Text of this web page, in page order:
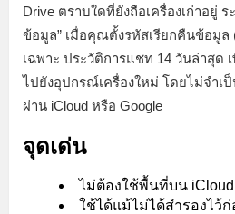
Drive ตราบใดที่ยังถือเครื่องเก่าอยู่
ข้อมูล” เมื่อคุณตั้งรหัสเรียกคืนข้อมูล
เฉพาะ ประวัติการแชท 14 วันล่าสุด
ไปยังอุปกรณ์เครื่องใหม่ โดยไม่จำเ
ผ่าน iCloud หรือ Google
จุดเด่น
ไม่ต้องใช้พื้นที่บน iCloud
ใช้ได้แม้ไม่ได้สำรองไว้